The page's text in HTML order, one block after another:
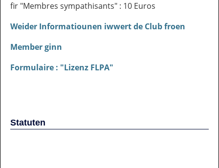
fir "Membres sympathisants" : 10 Euros
Weider Informatiounen iwwert de Club froen
Member ginn
Formulaire : "Lizenz FLPA"
Statuten